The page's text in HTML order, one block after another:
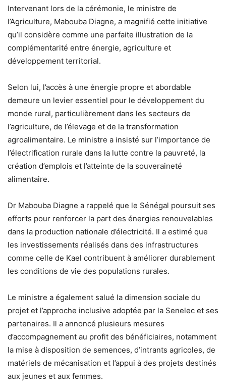
Intervenant lors de la cérémonie, le ministre de
l’Agriculture, Mabouba Diagne, a magnifié cette initiative
qu’il considère comme une parfaite illustration de la
complémentarité entre énergie, agriculture et
développement territorial.
Selon lui, l’accès à une énergie propre et abordable
demeure un levier essentiel pour le développement du
monde rural, particulièrement dans les secteurs de
l’agriculture, de l’élevage et de la transformation
agroalimentaire. Le ministre a insisté sur l’importance de
l’électrification rurale dans la lutte contre la pauvreté, la
création d’emplois et l’atteinte de la souveraineté
alimentaire.
Dr Mabouba Diagne a rappelé que le Sénégal poursuit ses
efforts pour renforcer la part des énergies renouvelables
dans la production nationale d’électricité. Il a estimé que
les investissements réalisés dans des infrastructures
comme celle de Kael contribuent à améliorer durablement
les conditions de vie des populations rurales.
Le ministre a également salué la dimension sociale du
projet et l’approche inclusive adoptée par la Senelec et ses
partenaires. Il a annoncé plusieurs mesures
d’accompagnement au profit des bénéficiaires, notamment
la mise à disposition de semences, d’intrants agricoles, de
matériels de mécanisation et l’appui à des projets destinés
aux jeunes et aux femmes.